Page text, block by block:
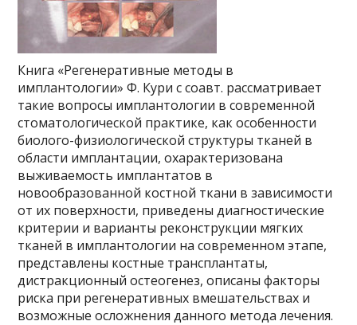
Книга «Регенеративные методы в
имплантологии» Ф. Кури с соавт. рассматривает
такие вопросы имплантологии в современной
стоматологической практике, как особенности
биолого-физиологической структуры тканей в
области имплантации, охарактеризована
выживаемость имплантатов в
новообразованной костной ткани в зависимости
от их поверхности, приведены диагностические
критерии и варианты реконструкции мягких
тканей в имплантологии на современном этапе,
представлены костные трансплантаты,
дистракционный остеогенез, описаны факторы
риска при регенеративных вмешательствах и
возможные осложнения данного метода лечения.